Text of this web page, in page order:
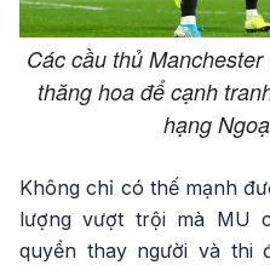
Các cầu thủ
thăng hoa để cạnh
hạng
Không chỉ có thế mạnh
lượng vượt trội mà MU
quyền thay người và thi